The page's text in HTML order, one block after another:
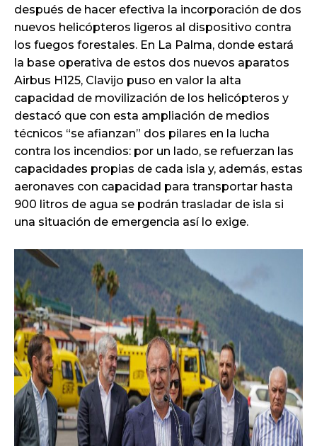
después de hacer efectiva la incorporación de dos
nuevos helicópteros ligeros al dispositivo contra
los fuegos forestales. En La Palma, donde estará
la base operativa de estos dos nuevos aparatos
Airbus H125, Clavijo puso en valor la alta
capacidad de movilización de los helicópteros y
destacó que con esta ampliación de medios
técnicos “se afianzan” dos pilares en la lucha
contra los incendios: por un lado, se refuerzan las
capacidades propias de cada isla y, además, estas
aeronaves con capacidad para transportar hasta
900 litros de agua se podrán trasladar de isla si
una situación de emergencia así lo exige.